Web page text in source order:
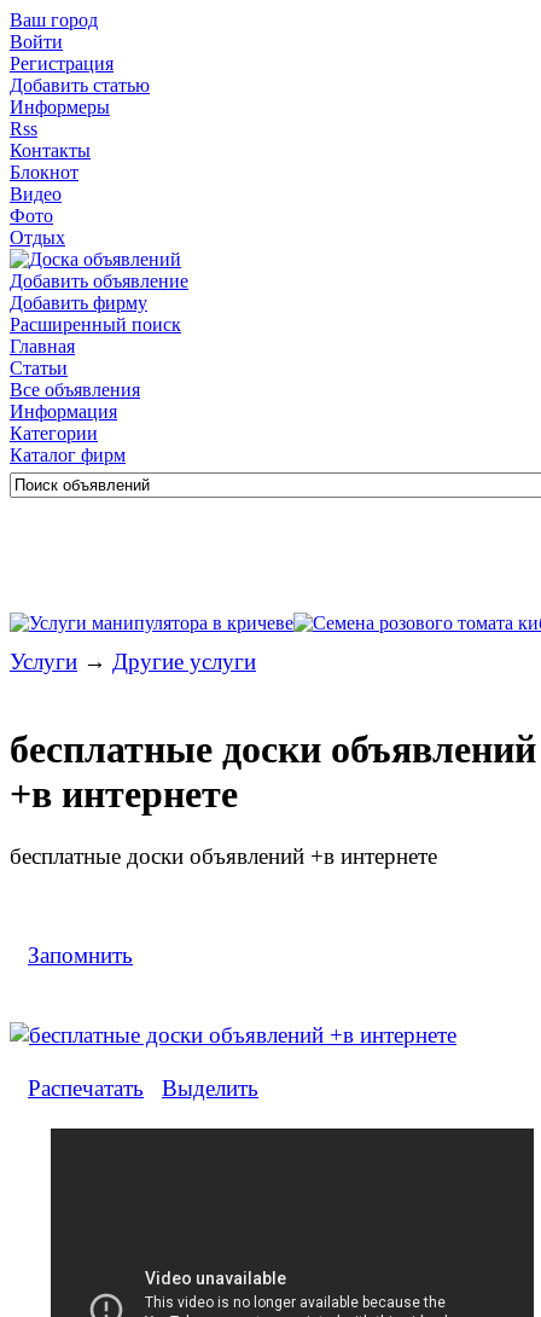
Ваш город
Войти
Регистрация
Добавить статью
Информеры
Rss
Контакты
Блокнот
Видео
Фото
Отдых
Добавить объявление
Добавить фирму
Расширенный поиск
Главная
Статьи
Все объявления
Информация
Категории
Каталог фирм
Услуги → Другие услуги
бесплатные доски объявлений
+в интернете
бесплатные доски объявлений +в интернете
Запомнить
Распечатать Выделить